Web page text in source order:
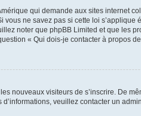
qui demande aux sites internet
ne savez pas si cette loi
noter que phpBB Limited et que les
« Qui dois-je contacter à propos
nouveaux visiteurs de s’inscrire. De
veuillez contacter un